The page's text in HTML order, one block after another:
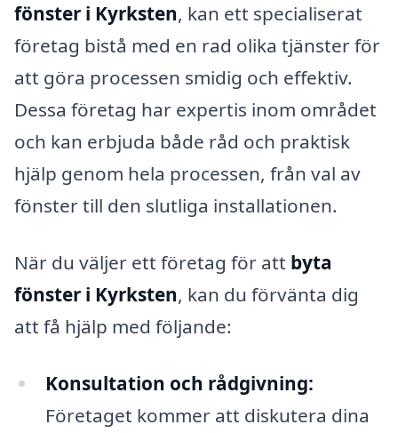
fönster i Kyrksten, kan ett specialiserat
företag bistå med en rad olika tjänster för
att göra processen smidig och effektiv.
Dessa företag har expertis inom området
och kan erbjuda både råd och praktisk
hjälp genom hela processen, från val av
fönster till den slutliga installationen.
När du väljer ett företag för att byta
fönster i Kyrksten, kan du förvänta dig
att få hjälp med följande:
Konsultation och rådgivning:
Företaget kommer att diskutera dina